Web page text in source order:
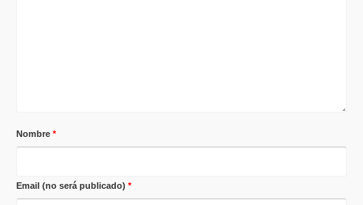
Nombre *
Email (no será publicado) *